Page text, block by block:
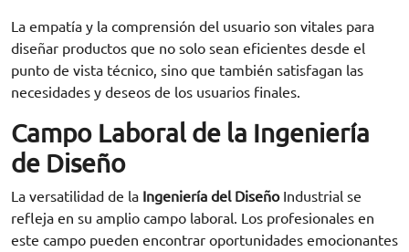
La empatía y la comprensión del usuario son vitales para
diseñar productos que no solo sean eficientes desde el
punto de vista técnico, sino que también satisfagan las
necesidades y deseos de los usuarios finales.
Campo Laboral de la Ingeniería
de Diseño
La versatilidad de la Ingeniería del DiseñoIndustrial se
refleja en su amplio campo laboral. Los profesionales en
este campo pueden encontrar oportunidades emocionantes